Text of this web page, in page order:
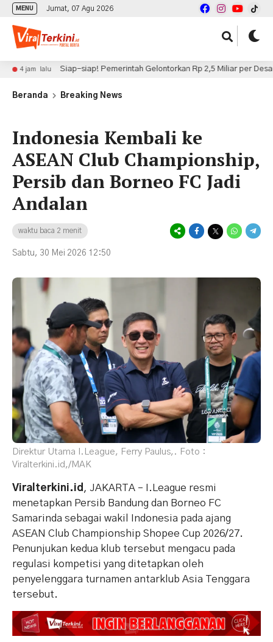
MENU Jumat, 07 Agu 2026
lalu Siap-siap! Pemerintah Gelontorkan Rp 2,5 Miliar per Desa Lewat
Beranda Breaking News
Indonesia Kembali ke
ASEAN Club Championship,
Persib dan Borneo FC Jadi
Andalan
waktu baca 2 menit
Sabtu, 30 Mei 2026 12:50
Direktur Utama I.League, Ferry Paulus,. Foto :
Viralterkini.id,/MAK
Viralterkini.id , JAKARTA – I.League resmi
menetapkan Persib Bandung dan Borneo FC
Samarinda sebagai wakil Indonesia pada ajang
ASEAN Club Championship Shopee Cup 2026/27.
Penunjukan kedua klub tersebut mengacu pada
regulasi kompetisi yang ditetapkan oleh
penyelenggara turnamen antarklub Asia Tenggara
tersebut.